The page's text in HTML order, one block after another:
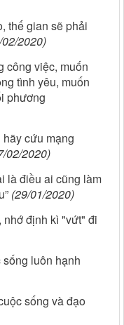
thế gian sẽ phải
2020)
công việc, muốn
tình yêu, muốn
phương
cứu mạng
02/2020)
là điều ai cũng làm
(29/01/2020)
nhớ định kì "vứt" đi
luôn hạnh
sống và đạo